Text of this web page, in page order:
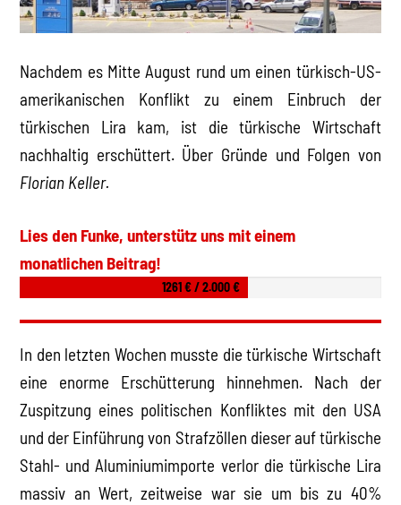
Nachdem es Mitte August rund um einen türkisch-US-
amerikanischen Konflikt zu einem Einbruch der
türkischen Lira kam, ist die türkische Wirtschaft
nachhaltig erschüttert. Über Gründe und Folgen von
Florian Keller.
Lies den Funke, unterstütz uns mit einem
monatlichen Beitrag!
1261 € / 2.000 €
In den letzten Wochen musste die türkische Wirtschaft
eine enorme Erschütterung hinnehmen. Nach der
Zuspitzung eines politischen Konfliktes mit den USA
und der Einführung von Strafzöllen dieser auf türkische
Stahl- und Aluminiumimporte verlor die türkische Lira
massiv an Wert, zeitweise war sie um bis zu 40%